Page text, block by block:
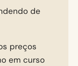
em curso